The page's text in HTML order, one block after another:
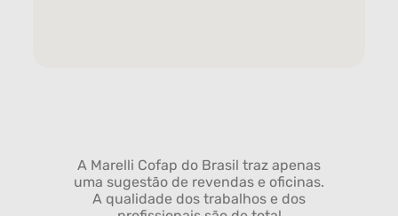
A Marelli Cofap do Brasil traz apenas
uma sugestão de revendas e oficinas.
A qualidade dos trabalhos e dos